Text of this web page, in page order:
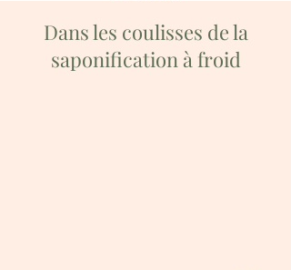
Dans les coulisses de la
saponification à froid